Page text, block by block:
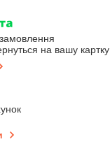
на вашу картку